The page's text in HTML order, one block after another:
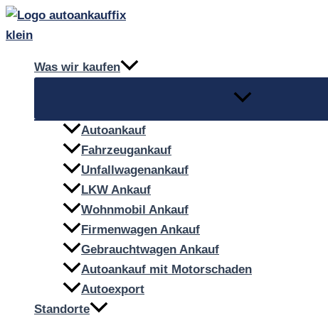
Zum
Inhalt
Was wir kaufen
Autoankauf
Fahrzeugankauf
Unfallwagenankauf
LKW Ankauf
Wohnmobil Ankauf
Firmenwagen Ankauf
Gebrauchtwagen Ankauf
Autoankauf mit Motorschaden
Autoexport
Standorte